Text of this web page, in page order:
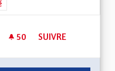
: Les services publics en
50 50 ABONNÉS
SUIVRE